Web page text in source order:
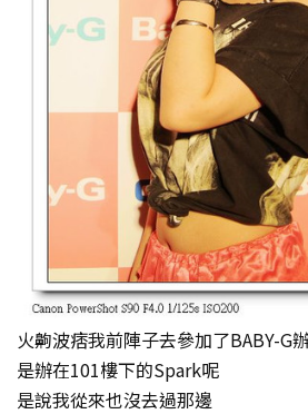
火齁波痞我前陣子去參加了BABY-G
是辦在101樓下的Spark呢
是說我從來也沒去過那邊